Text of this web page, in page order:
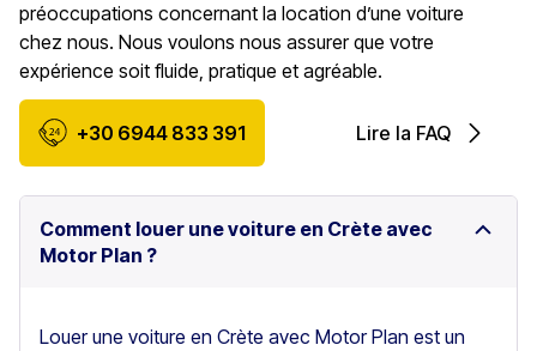
préoccupations concernant la location d’une voiture
chez nous. Nous voulons nous assurer que votre
expérience soit fluide, pratique et agréable.
+30 6944 833 391 Lire la FAQ
Comment louer une voiture en Crète avec
Motor Plan ?
Louer une voiture en Crète avec Motor Plan est un